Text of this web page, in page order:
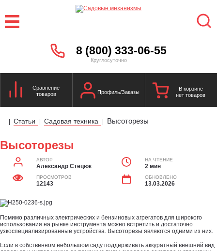
8 (800) 333-06-55
Круглосуточно
Сравнение
товаров
Профиль/Заказы
В корзине
нет товаров
| Статьи | Садовая техника | Высоторезы
Высоторезы
АВТОР
Александр Стецюк
НА ЧТЕНИЕ
2 мин
ПРОСМОТРОВ
12143
ОБНОВЛЕНО
13.03.2026
Помимо различных электрических и бензиновых агрегатов для широкого
использования на рынке инструмента можно встретить и достаточно
узкоспециализированные устройства. Высоторезы являются одними из них.
Если в собственном небольшом саду поддерживать аккуратный внешний вид